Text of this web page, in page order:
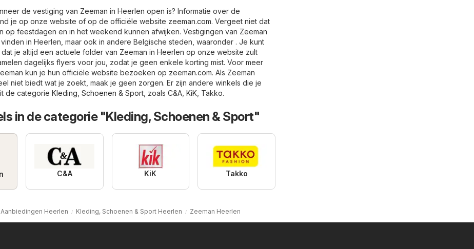
de vestiging van Zeeman in Heerlen open is? Informatie over de
je op onze website of op de officiële website zeeman.com. Vergeet niet dat
op feestdagen en in het weekend kunnen afwijken. Vestigingen van Zeeman
in Heerlen, maar ook in andere Belgische steden, waaronder . Je kunt
je altijd een actuele folder van Zeeman in Heerlen op onze website zult
dagelijks flyers voor jou, zodat je geen enkele korting mist. Voor meer
kun je hun officiële website bezoeken op zeeman.com. Als Zeeman
niet biedt wat je zoekt, maak je geen zorgen. Er zijn andere winkels die je
de categorie Kleding, Schoenen & Sport , zoals C&A KiK Takko.
in de categorie "Kleding, Schoenen & Sport"
C&A KiK Takko
Aanbiedingen Heerlen Kleding, Schoenen & Sport Heerlen Zeeman Heerlen